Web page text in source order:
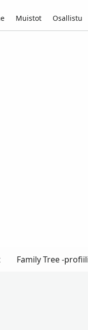
Muistot Osallistu
Family Tree -